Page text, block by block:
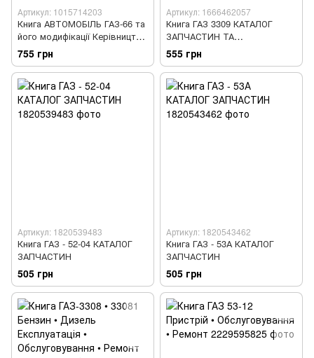
Артикул: 1015714203
Книга АВТОМОБІЛЬ ГАЗ-66 та
його модифікації Керівництво
по ремонту • Каталог
деталей
755 грн
Артикул: 1666462057
Книга ГАЗ 3309 КАТАЛОГ
ЗАПЧАСТИН ТА
СКЛАДАЛЬНИХ ОДИНИЦЬ
555 грн
Артикул: 1820539483
Книга ГАЗ - 52-04 КАТАЛОГ
ЗАПЧАСТИН
505 грн
Артикул: 1820543462
Книга ГАЗ - 53А КАТАЛОГ
ЗАПЧАСТИН
505 грн